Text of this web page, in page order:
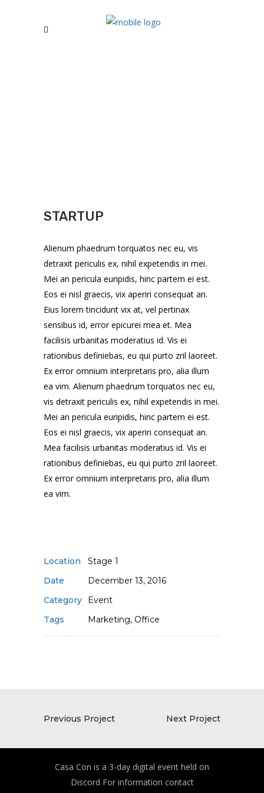
STARTUP
Alienum phaedrum torquatos nec eu, vis
detraxit periculis ex, nihil expetendis in mei.
Mei an pericula euripidis, hinc partem ei est.
Eos ei nisl graecis, vix aperiri consequat an.
Eius lorem tincidunt vix at, vel pertinax
sensibus id, error epicurei mea et. Mea
facilisis urbanitas moderatius id. Vis ei
rationibus definiebas, eu qui purto zril laoreet.
Ex error omnium interpretaris pro, alia illum
ea vim. Alienum phaedrum torquatos nec eu,
vis detraxit periculis ex, nihil expetendis in mei.
Mei an pericula euripidis, hinc partem ei est.
Eos ei nisl graecis, vix aperiri consequat an.
Mea facilisis urbanitas moderatius id. Vis ei
rationibus definiebas, eu qui purto zril laoreet.
Ex error omnium interpretaris pro, alia illum
ea vim.
Location
Stage 1
Date
December 13, 2016
Category
Event
Tags
Marketing, Office
Previous Project Next Project
Casa Con is a 3-day digital event held on
Discord For information contact